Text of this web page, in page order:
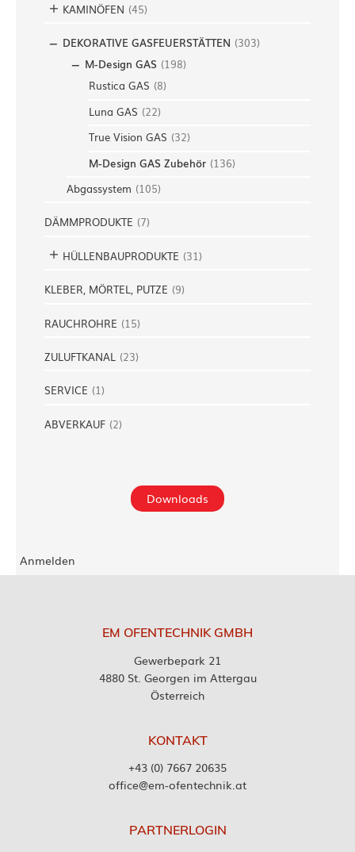
KAMINÖFEN (45)
DEKORATIVE GASFEUERSTÄTTEN (303)
M-Design GAS (198)
Rustica GAS (8)
Luna GAS (22)
True Vision GAS (32)
M-Design GAS Zubehör (136)
Abgassystem (105)
DÄMMPRODUKTE (7)
HÜLLENBAUPRODUKTE (31)
KLEBER, MÖRTEL, PUTZE (9)
RAUCHROHRE (15)
ZULUFTKANAL (23)
SERVICE (1)
ABVERKAUF (2)
Downloads
Anmelden
EM OFENTECHNIK GMBH
Gewerbepark 21
4880 St. Georgen im Attergau
Österreich
KONTAKT
+43 (0) 7667 20635
office@em-ofentechnik.at
PARTNERLOGIN